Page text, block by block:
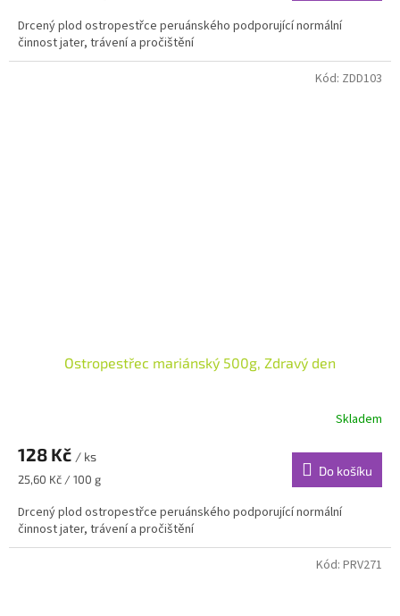
Drcený plod ostropestřce peruánského podporující normální
činnost jater, trávení a pročištění
Ostropestřec mariánský 500g, Zdravý den
Skladem
128 Kč / ks
Měrná
25,60 Kč / 100 g
Do košíku
Drcený plod ostropestřce peruánského podporující normální
činnost jater, trávení a pročištění
Kód: ZDD103
Kód: PRV271